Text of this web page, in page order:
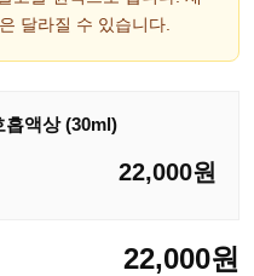
달라질 수 있습니다.
흡액상 (30ml)
22,000원
22,000원